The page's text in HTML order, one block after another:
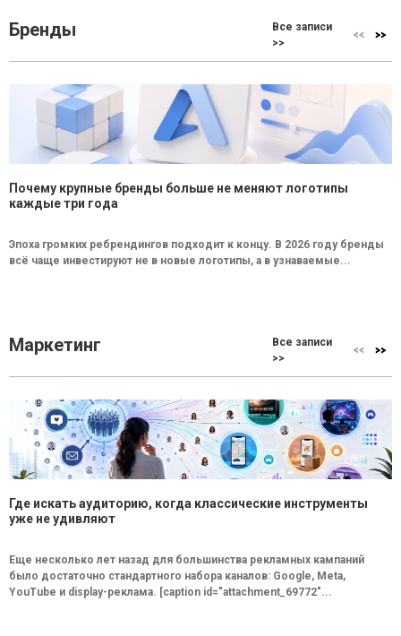
Бренды
Все записи
>>
Почему крупные бренды больше не меняют логотипы
каждые три года
Эпоха громких ребрендингов подходит к концу. В 2026 году бренды
всё чаще инвестируют не в новые логотипы, а в узнаваемые...
Маркетинг
Все записи
>>
Где искать аудиторию, когда классические инструменты
уже не удивляют
Еще несколько лет назад для большинства рекламных кампаний
было достаточно стандартного набора каналов: Google, Meta,
YouTube и display-реклама. [caption id="attachment_69772"...